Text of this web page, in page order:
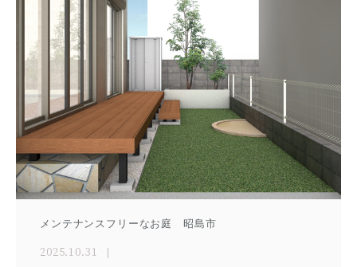
メンテナンスフリーなお庭 昭島市
2025.10.31